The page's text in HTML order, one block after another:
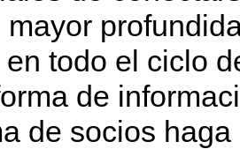
todo el ciclo
de
de socios haga